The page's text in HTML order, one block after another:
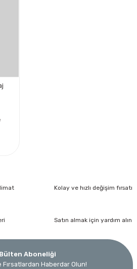
Kolay ve hızlı değişim fırsatı
Satın almak için yardım alın
Aboneliği
Fırsatlardan Haberdar Olun!